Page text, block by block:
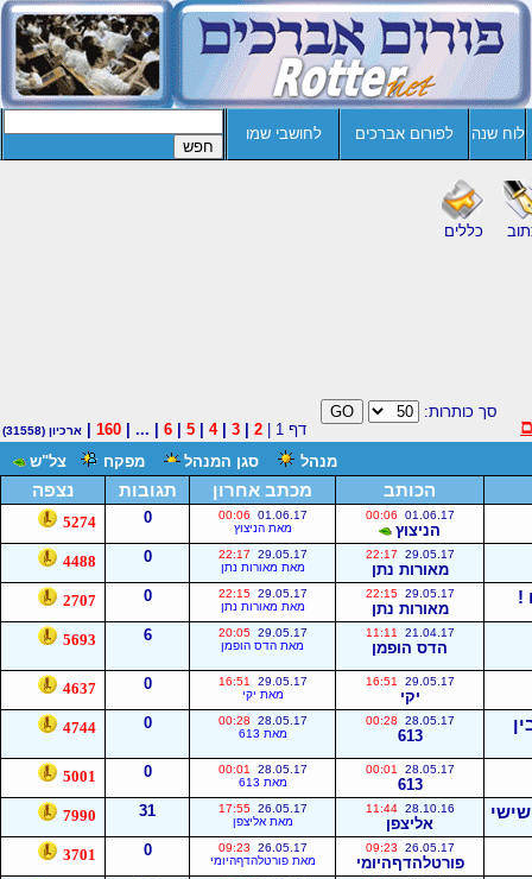
לוח שנה לפורום אברכים לחושבי שמו
כללים
סך כותרות:
דף 1 |
2
3
|
4
5
6
| ... |
160 ארכיון (31558)
מנהל סגן המנהל מפקח צל"ש
הכותב מכתב אחרון תגובות נצפה
01.06.17
00:06
הניצוץ
01.06.17
00:06
מאת הניצוץ
0
5274
29.05.17
22:17
מאורות נתן
29.05.17
22:17
מאת מאורות נתן
0
4488
29.05.17
22:15
מאורות נתן
29.05.17
22:15
מאת מאורות נתן
0
2707
21.04.17
11:11
הדס הופמן
29.05.17
20:05
מאת הדס הופמן
6
5693
29.05.17
16:51
יקי
29.05.17
16:51
מאת יקי
0
4637
28.05.17
00:28
613
28.05.17
00:28
מאת 613
0
4744
28.05.17
00:01
613
28.05.17
00:01
מאת 613
0
5001
28.10.16
11:44
אליצפן
26.05.17
17:55
מאת אליצפן
31
7990
26.05.17
09:23
פורטלהדףהיומי
26.05.17
09:23
מאת פורטלהדףהיומי
0
3701